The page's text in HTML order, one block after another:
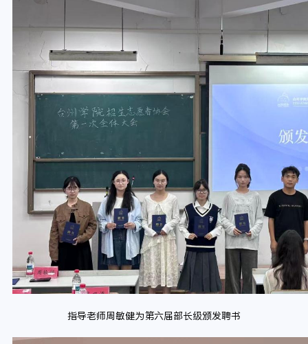
指导老师周敏健为第六届部长级颁发聘书